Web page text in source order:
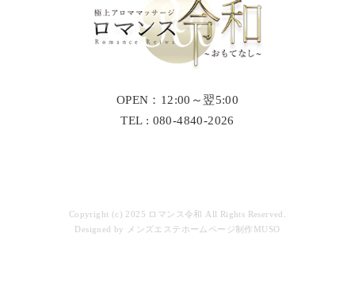
OPEN：12:00～翌5:00
TEL : 080-4840-2026
Copyright (c) 2025 ロマンス令和 All Rights Reserved.
Designed by
メンズエステホームページ制作MUSO